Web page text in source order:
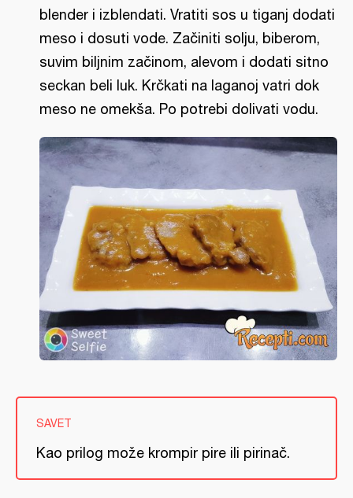
blender i izblendati. Vratiti sos u tiganj dodati
meso i dosuti vode. Začiniti solju, biberom,
suvim biljnim začinom, alevom i dodati sitno
seckan beli luk. Krčkati na laganoj vatri dok
meso ne omekša. Po potrebi dolivati vodu.
SAVET
Kao prilog može krompir pire ili pirinač.